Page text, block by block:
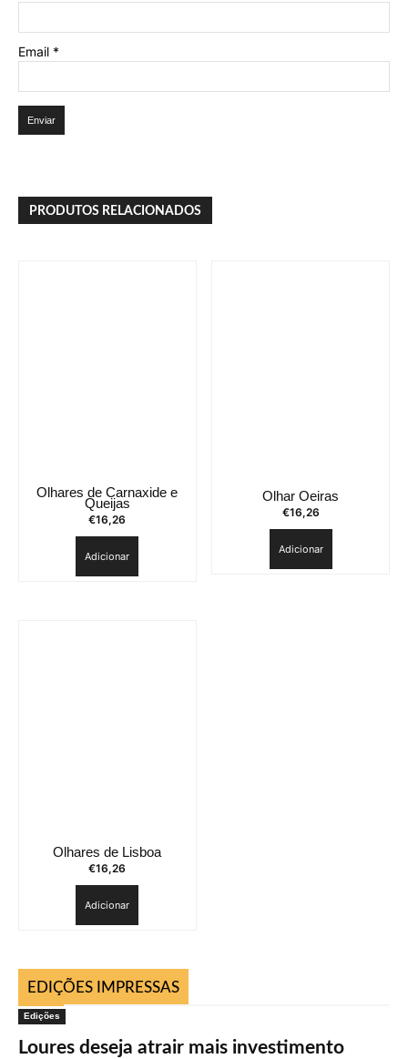
Email *
PRODUTOS RELACIONADOS
Olhares de Carnaxide e
Queijas
€16,26
Adicionar
Olhar Oeiras
€16,26
Adicionar
Olhares de Lisboa
€16,26
Adicionar
EDIÇÕES IMPRESSAS
Edições
Loures deseja atrair mais investimento